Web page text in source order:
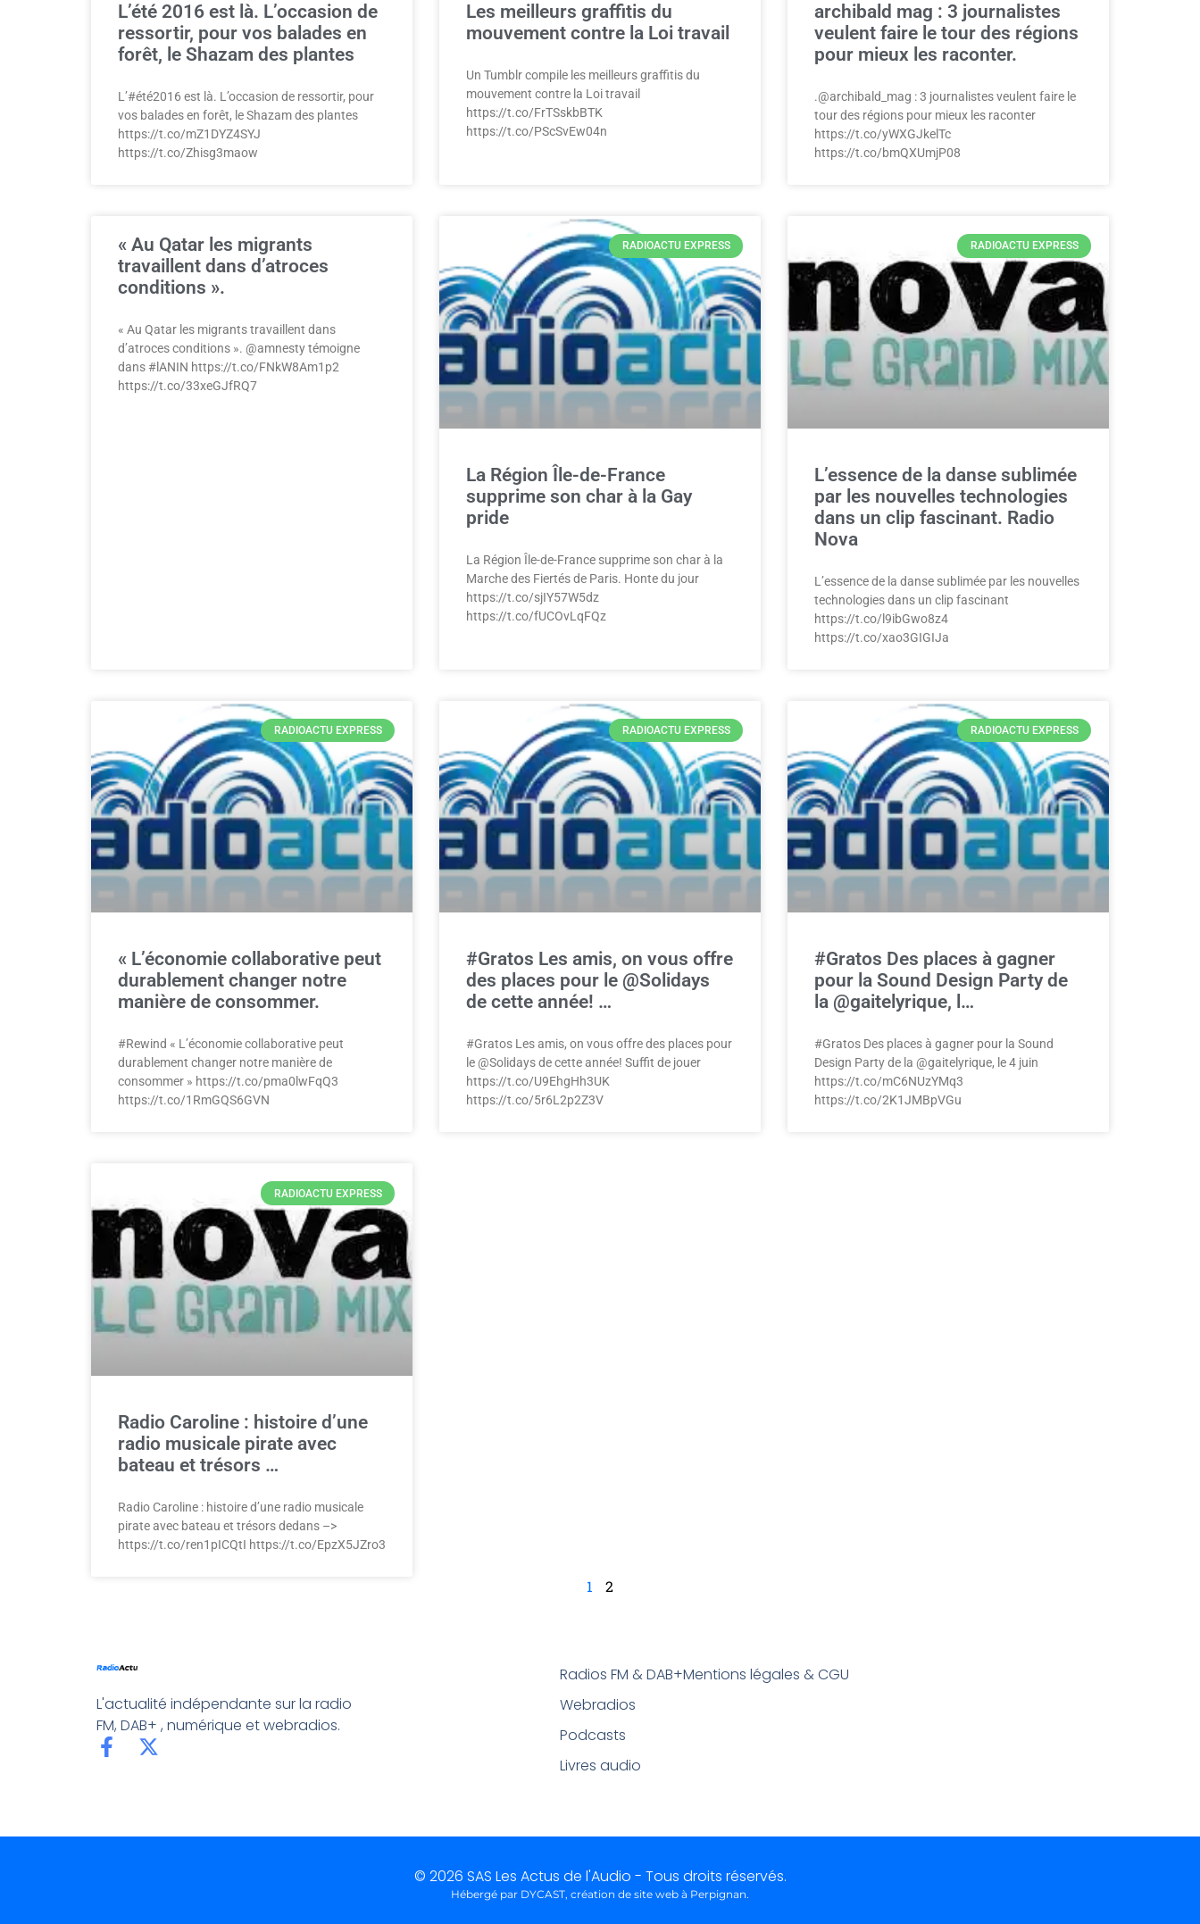
L’été 2016 est là. L’occasion de
ressortir, pour vos balades en
forêt, le Shazam des plantes
L’#été2016 est là. L’occasion de ressortir, pour
vos balades en forêt, le Shazam des plantes
https://t.co/mZ1DYZ4SYJ
https://t.co/Zhisg3maow
Les meilleurs graffitis du
mouvement contre la Loi travail
Un Tumblr compile les meilleurs graffitis du
mouvement contre la Loi travail
https://t.co/FrTSskbBTK
https://t.co/PScSvEw04n
archibald mag : 3 journalistes
veulent faire le tour des régions
pour mieux les raconter.
.@archibald_mag : 3 journalistes veulent faire le
tour des régions pour mieux les raconter
https://t.co/yWXGJkelTc
https://t.co/bmQXUmjP08
« Au Qatar les migrants
travaillent dans d’atroces
conditions ».
« Au Qatar les migrants travaillent dans
d’atroces conditions ». @amnesty témoigne
dans #lANIN https://t.co/FNkW8Am1p2
https://t.co/33xeGJfRQ7
RADIOACTU EXPRESS
La Région Île-de-France
supprime son char à la Gay
pride
La Région Île-de-France supprime son char à la
Marche des Fiertés de Paris. Honte du jour
https://t.co/sjIY57W5dz
https://t.co/fUCOvLqFQz
RADIOACTU EXPRESS
L’essence de la danse sublimée
par les nouvelles technologies
dans un clip fascinant. Radio
Nova
L’essence de la danse sublimée par les nouvelles
technologies dans un clip fascinant
https://t.co/l9ibGwo8z4
https://t.co/xao3GIGIJa
RADIOACTU EXPRESS
« L’économie collaborative peut
durablement changer notre
manière de consommer.
#Rewind « L’économie collaborative peut
durablement changer notre manière de
consommer » https://t.co/pma0lwFqQ3
https://t.co/1RmGQS6GVN
RADIOACTU EXPRESS
#Gratos Les amis, on vous offre
des places pour le @Solidays
de cette année! …
#Gratos Les amis, on vous offre des places pour
le @Solidays de cette année! Suffit de jouer
https://t.co/U9EhgHh3UK
https://t.co/5r6L2p2Z3V
RADIOACTU EXPRESS
#Gratos Des places à gagner
pour la Sound Design Party de
la @gaitelyrique, l…
#Gratos Des places à gagner pour la Sound
Design Party de la @gaitelyrique, le 4 juin
https://t.co/mC6NUzYMq3
https://t.co/2K1JMBpVGu
RADIOACTU EXPRESS
Radio Caroline : histoire d’une
radio musicale pirate avec
bateau et trésors …
Radio Caroline : histoire d’une radio musicale
pirate avec bateau et trésors dedans –>
https://t.co/ren1pICQtI https://t.co/EpzX5JZro3
1 2
L'actualité indépendante sur la radio
FM, DAB+ , numérique et webradios.
Radios FM & DAB+
Webradios
Podcasts
Livres audio
Mentions légales & CGU
© 2026 SAS Les Actus de l'Audio - Tous droits réservés.
Hébergé par DYCAST, création de site web à Perpignan.